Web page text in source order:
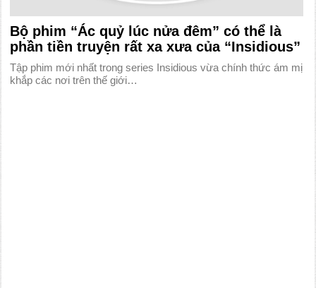
Bộ phim “Ác quỷ lúc nửa đêm” có thể là
phần tiền truyện rất xa xưa của “Insidious”
Tập phim mới nhất trong series Insidious vừa chính thức ám mị
khắp các nơi trên thế giới…